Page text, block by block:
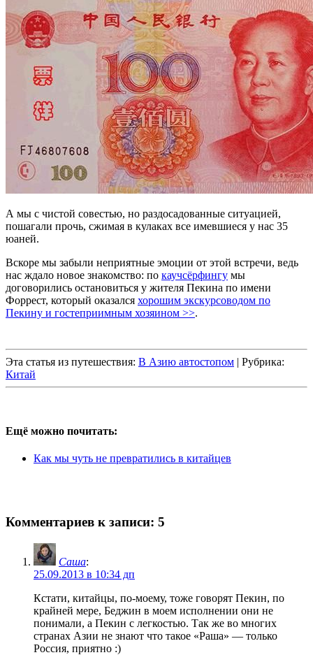
А мы с чистой совестью, но раздосадованные ситуацией,
пошагали прочь, сжимая в кулаках все имевшиеся у нас 35
юаней.
Вскоре мы забыли неприятные эмоции от этой встречи, ведь
нас ждало новое знакомство: по каучсёрфингу мы
договорились остановиться у жителя Пекина по имени
Форрест, который оказался хорошим экскурсоводом по
Пекину и гостеприимным хозяином >>.
Эта статья из путешествия: В Азию автостопом | Рубрика:
Китай
Ещё можно почитать:
Как мы чуть не превратились в китайцев
Комментариев к записи: 5
Саша:
25.09.2013 в 10:34 дп
Кстати, китайцы, по-моему, тоже говорят Пекин, по
крайней мере, Беджин в моем исполнении они не
понимали, а Пекин с легкостью. Так же во многих
странах Азии не знают что такое «Раша» — только
Россия, приятно :)